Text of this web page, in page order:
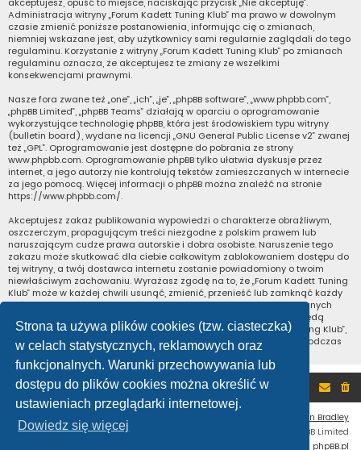
Strona ta używa plików cookies (tzw. ciasteczka)
w celach statystycznych, reklamowych oraz
funkcjonalnych. Warunki przechowywania lub
dostępu do plików cookies można określić w
ustawieniach przeglądarki internetowej.
Dowiedz się więcej
akceptujesz, opuść to miejsce, naciskając przycisk „Nie akceptuję”.
Administracja witryny „Forum Kadett Tuning Klub” ma prawo w dowolnym
czasie zmienić poniższe postanowienia, informując cię o zmianach,
niemniej wskazane jest, aby użytkownicy sami regularnie zaglądali do tego
regulaminu. Korzystanie z witryny „Forum Kadett Tuning Klub” po zmianach
regulaminu oznacza, że akceptujesz te zmiany ze wszelkimi
konsekwencjami prawnymi.
Nasze fora zwane też „one”, „ich”, „je”, „phpBB software”, „www.phpbb.com”,
„phpBB Limited”, „phpBB Teams” działają w oparciu o oprogramowanie
wykorzystujące technologię phpBB, która jest środowiskiem typu witryny
(bulletin board), wydane na licencji „GNU General Public License v2” zwanej
też „GPL”. Oprogramowanie jest dostępne do pobrania ze strony
www.phpbb.com. Oprogramowanie phpBB tylko ułatwia dyskusje przez
internet, a jego autorzy nie kontrolują tekstów zamieszczanych w internecie
za jego pomocą. Więcej informacji o phpBB można znaleźć na stronie
https://www.phpbb.com/.
Akceptujesz zakaz publikowania wypowiedzi o charakterze obraźliwym,
oszczerczym, propagującym treści niezgodne z polskim prawem lub
naruszającym cudze prawa autorskie i dobra osobiste. Naruszenie tego
zakazu może skutkować dla ciebie całkowitym zablokowaniem dostępu do
tej witryny, a twój dostawca internetu zostanie powiadomiony o twoim
niewłaściwym zachowaniu. Wyrażasz zgodę na to, że „Forum Kadett Tuning
Klub” może w każdej chwili usunąć, zmienić, przenieść lub zamknąć każdy
twój temat, post. Wyrażasz zgodę na zapisywanie wszystkich podanych
przez ciebie informacji w naszej bazie danych. Informacje te nie będą
przekazywane nikomu bez twojej zgody, ale ani „Forum Kadett Tuning Klub”,
ani phpBB nie ponosi odpowiedzialności za włamania do witryny, podczas
których może dojść do kradzieży danych.
Portal Forum
Ian Bradley
Technologię dostarcza
® Forum Software © phpBB Limited
phpBB.pl